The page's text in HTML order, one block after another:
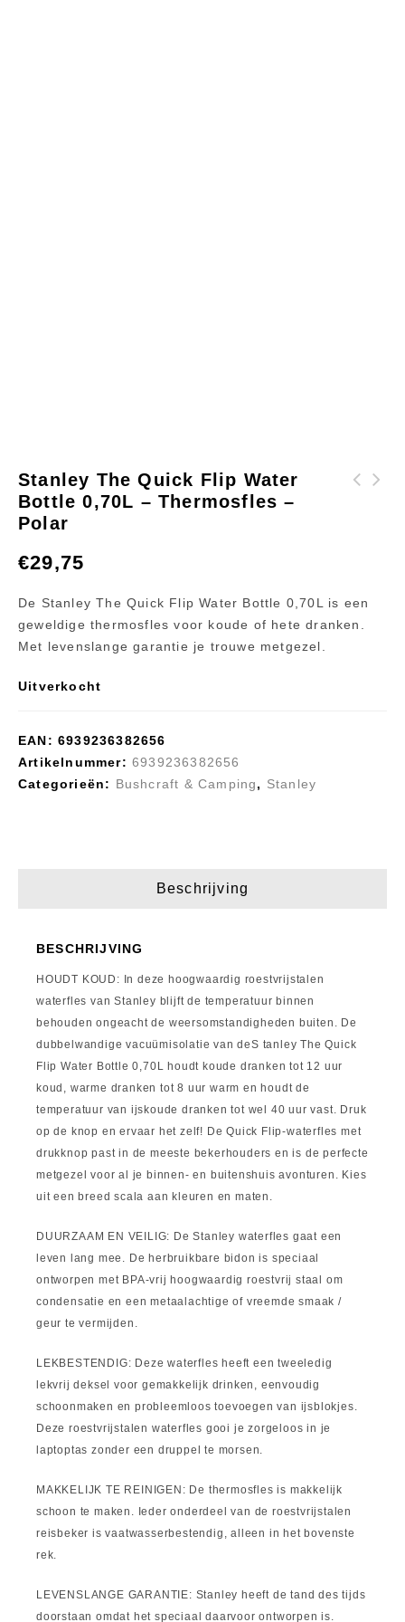
Stanley The Quick Flip Water
Bottle 0,70L – Thermosfles –
Polar
€29,75
De Stanley The Quick Flip Water Bottle 0,70L is een
geweldige thermosfles voor koude of hete dranken.
Met levenslange garantie je trouwe metgezel.
Uitverkocht
EAN: 6939236382656
Artikelnummer: 6939236382656
Categorieën: Bushcraft & Camping, Stanley
Beschrijving
BESCHRIJVING
HOUDT KOUD: In deze hoogwaardig roestvrijstalen
waterfles van Stanley blijft de temperatuur binnen
behouden ongeacht de weersomstandigheden buiten. De
dubbelwandige vacuümisolatie van deS tanley The Quick
Flip Water Bottle 0,70L houdt koude dranken tot 12 uur
koud, warme dranken tot 8 uur warm en houdt de
temperatuur van ijskoude dranken tot wel 40 uur vast. Druk
op de knop en ervaar het zelf! De Quick Flip-waterfles met
drukknop past in de meeste bekerhouders en is de perfecte
metgezel voor al je binnen- en buitenshuis avonturen. Kies
uit een breed scala aan kleuren en maten.
DUURZAAM EN VEILIG: De Stanley waterfles gaat een
leven lang mee. De herbruikbare bidon is speciaal
ontworpen met BPA-vrij hoogwaardig roestvrij staal om
condensatie en een metaalachtige of vreemde smaak /
geur te vermijden.
LEKBESTENDIG: Deze waterfles heeft een tweeledig
lekvrij deksel voor gemakkelijk drinken, eenvoudig
schoonmaken en probleemloos toevoegen van ijsblokjes.
Deze roestvrijstalen waterfles gooi je zorgeloos in je
laptoptas zonder een druppel te morsen.
MAKKELIJK TE REINIGEN: De thermosfles is makkelijk
schoon te maken. Ieder onderdeel van de roestvrijstalen
reisbeker is vaatwasserbestendig, alleen in het bovenste
rek.
LEVENSLANGE GARANTIE: Stanley heeft de tand des tijds
doorstaan omdat het speciaal daarvoor ontworpen is.